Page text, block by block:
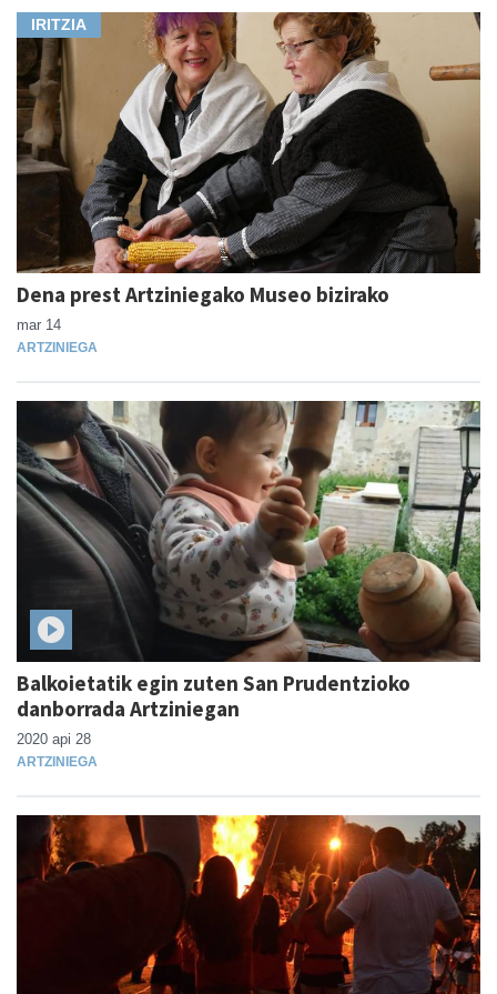
IRITZIA
Dena prest Artziniegako Museo bizirako
mar 14
ARTZINIEGA
Balkoietatik egin zuten San Prudentzioko
danborrada Artziniegan
2020 api 28
ARTZINIEGA